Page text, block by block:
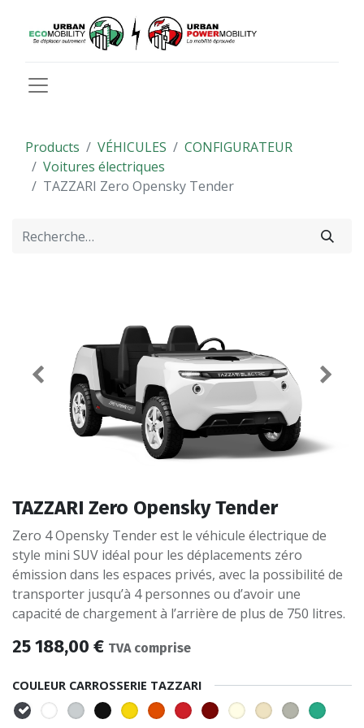
Products VÉHICULES
CONFIGURATEUR
Voitures électriques
TAZZARI Zero Opensky Tender
TAZZARI Zero Opensky Tender
Zero 4 Opensky Tender est le véhicule électrique de
style mini SUV idéal pour les déplacements zéro
émission dans les espaces privés, avec la possibilité de
transporter jusqu’à 4 personnes ou d’avoir une
capacité de chargement à l’arrière de plus de 750 litres.
25 188,00 € TVA comprise
COULEUR CARROSSERIE TAZZARI